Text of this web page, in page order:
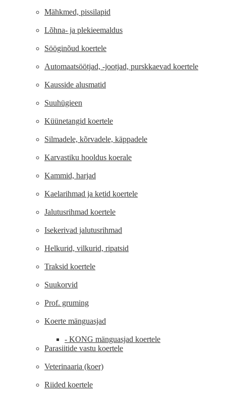
Mähkmed, pissilapid
Lõhna- ja plekieemaldus
Sööginõud koertele
Automaatsöötjad, -jootjad, purskkaevad koertele
Kausside alusmatid
Suuhügieen
Küünetangid koertele
Silmadele, kõrvadele, käppadele
Karvastiku hooldus koerale
Kammid, harjad
Kaelarihmad ja ketid koertele
Jalutusrihmad koertele
Isekerivad jalutusrihmad
Helkurid, vilkurid, ripatsid
Traksid koertele
Suukorvid
Prof. gruming
Koerte mänguasjad
- KONG mänguasjad koertele
Parasiitide vastu koertele
Veterinaaria (koer)
Riided koertele